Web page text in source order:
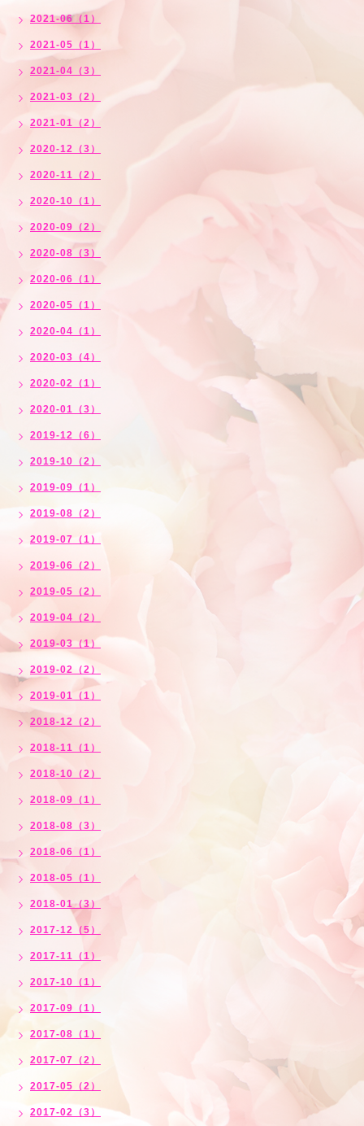
2021-06（1）
2021-05（1）
2021-04（3）
2021-03（2）
2021-01（2）
2020-12（3）
2020-11（2）
2020-10（1）
2020-09（2）
2020-08（3）
2020-06（1）
2020-05（1）
2020-04（1）
2020-03（4）
2020-02（1）
2020-01（3）
2019-12（6）
2019-10（2）
2019-09（1）
2019-08（2）
2019-07（1）
2019-06（2）
2019-05（2）
2019-04（2）
2019-03（1）
2019-02（2）
2019-01（1）
2018-12（2）
2018-11（1）
2018-10（2）
2018-09（1）
2018-08（3）
2018-06（1）
2018-05（1）
2018-01（3）
2017-12（5）
2017-11（1）
2017-10（1）
2017-09（1）
2017-08（1）
2017-07（2）
2017-05（2）
2017-02（3）